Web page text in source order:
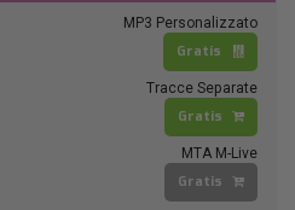
MP3 Personalizzato
Gratis
Tracce Separate
Gratis
MTA M-Live
Gratis